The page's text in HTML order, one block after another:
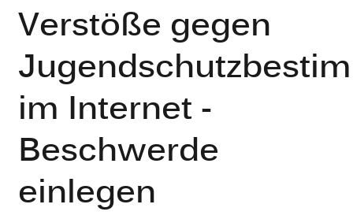
Verstöße gegen
im Internet -
Beschwerde
einlegen